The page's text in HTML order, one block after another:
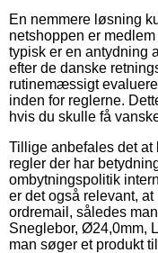
En nemmere løsning
netshoppen er
typisk er en antydning
efter de danske
rutinemæssigt
inden for reglerne.
hvis du skulle få
Tillige anbefales det
regler der har
ombytningspolitik
er det også relevant,
ordremail, således
Sneglebor, Ø24,0mm,
man søger et produkt